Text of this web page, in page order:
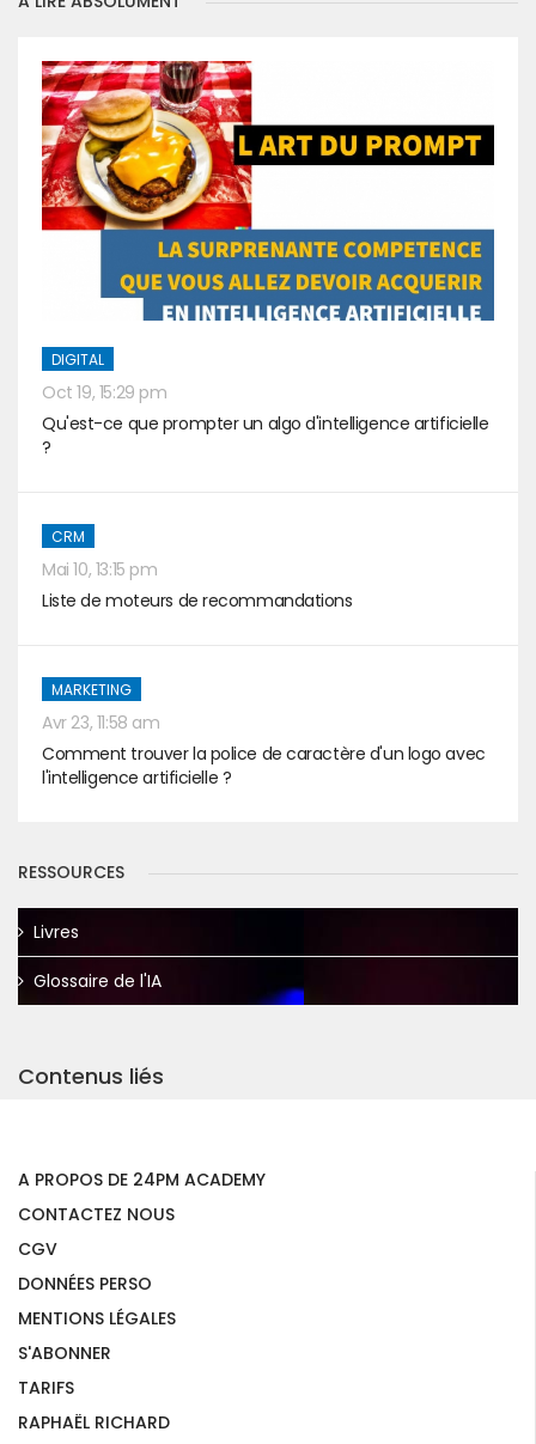
DIGITAL
Oct 19, 15:29 pm
Qu'est-ce que prompter un algo d'intelligence artificielle
?
CRM
Mai 10, 13:15 pm
Liste de moteurs de recommandations
MARKETING
Avr 23, 11:58 am
Comment trouver la police de caractère d'un logo avec
l'intelligence artificielle ?
RESSOURCES
Livres
Glossaire de l'IA
Contenus liés
A PROPOS DE 24PM ACADEMY
CONTACTEZ NOUS
CGV
DONNÉES PERSO
MENTIONS LÉGALES
S'ABONNER
TARIFS
RAPHAËL RICHARD